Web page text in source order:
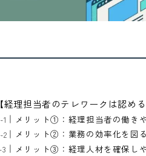
【経理担当者のテレワークは認め
メリット①：経理担当者の働き
メリット②：業務の効率化を図
メリット③：経理人材を確保し